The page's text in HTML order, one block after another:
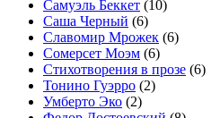
Самуэль Беккет (10)
Саша Черный (6)
Славомир Мрожек (6)
Сомерсет Моэм (6)
Стихотворения в прозе (6)
Тонино Гуэрро (2)
Умберто Эко (2)